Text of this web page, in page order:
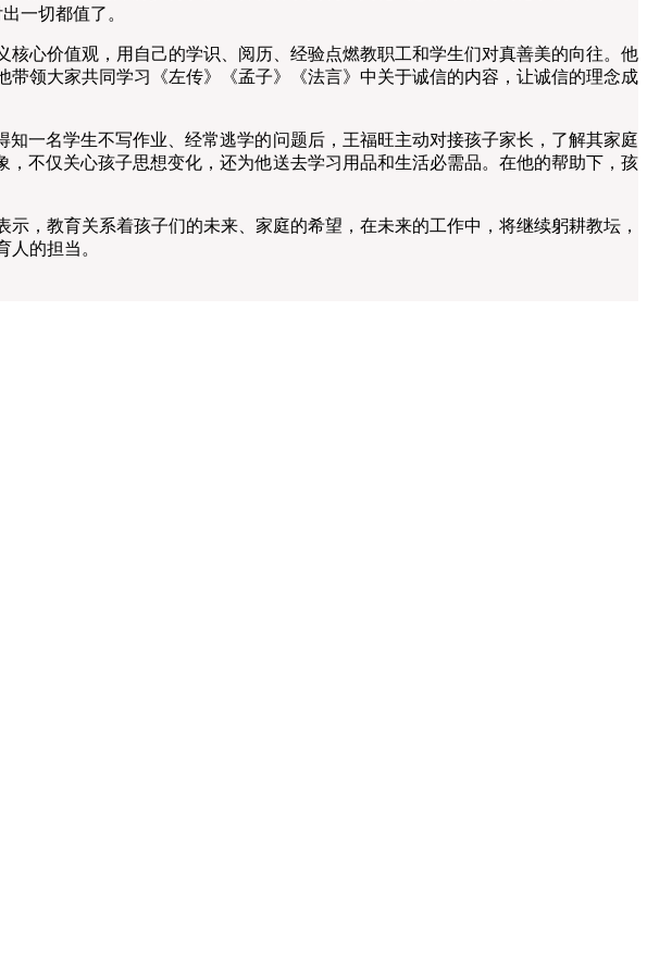
一切都值了。
心价值观，用自己的学识、阅历、经验点燃教职工和学生们对真善美的向往。他
领大家共同学习《左传》《孟子》《法言》中关于诚信的内容，让诚信的理念成
一名学生不写作业、经常逃学的问题后，王福旺主动对接孩子家长，了解其家庭
不仅关心孩子思想变化，还为他送去学习用品和生活必需品。在他的帮助下，孩
教育关系着孩子们的未来、家庭的希望，在未来的工作中，将继续躬耕教坛，
的担当。